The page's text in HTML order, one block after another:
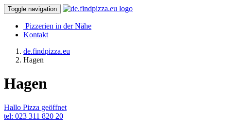
Toggle navigation
Pizzerien in der Nähe
Kontakt
de.findpizza.eu
Hagen
Hagen
Hallo Pizza geöffnet
tel: 023 311 820 20